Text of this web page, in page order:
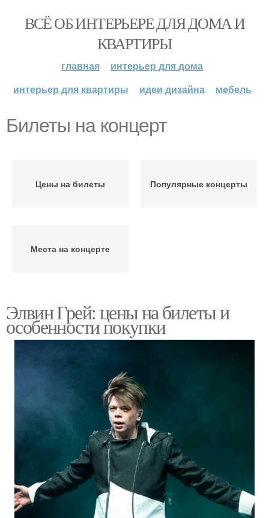
ВСЁ ОБ ИНТЕРЬЕРЕ ДЛЯ ДОМА И
КВАРТИРЫ
главная
интерьер для дома
интерьер для квартиры
идеи дизайна мебель
Билеты на концерт
Цены на билеты Популярные концерты
Места на концерте
Элвин Грей: цены на билеты и
особенности покупки